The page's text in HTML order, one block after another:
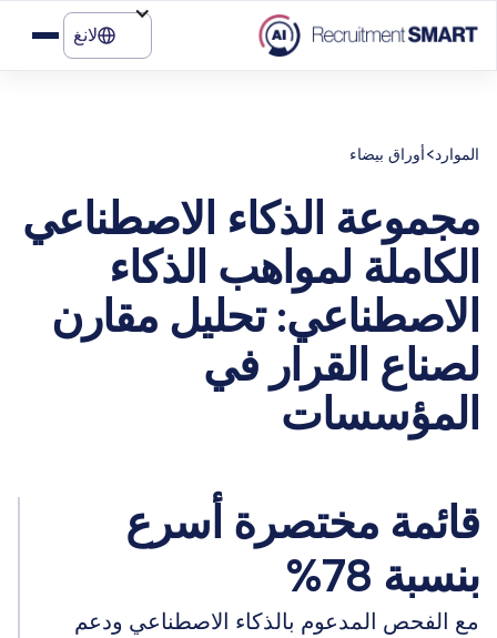
لانغ
الموارد>أوراق بيضاء
مجموعة الذكاء الاصطناعي
الكاملة لمواهب الذكاء
الاصطناعي: تحليل مقارن
لصناع القرار في
المؤسسات
قائمة مختصرة أسرع
بنسبة 78%
مع الفحص المدعوم بالذكاء الاصطناعي ودعم